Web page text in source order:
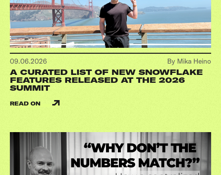
09.06.2026 By Mika Heino
A CURATED LIST OF NEW SNOWFLAKE
FEATURES RELEASED AT THE 2026
SUMMIT
READ ON